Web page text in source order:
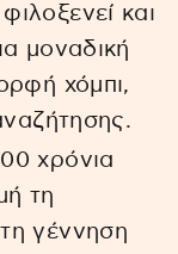
και
μοναδική
χόμπι,
χρόνια
τη
γέννηση